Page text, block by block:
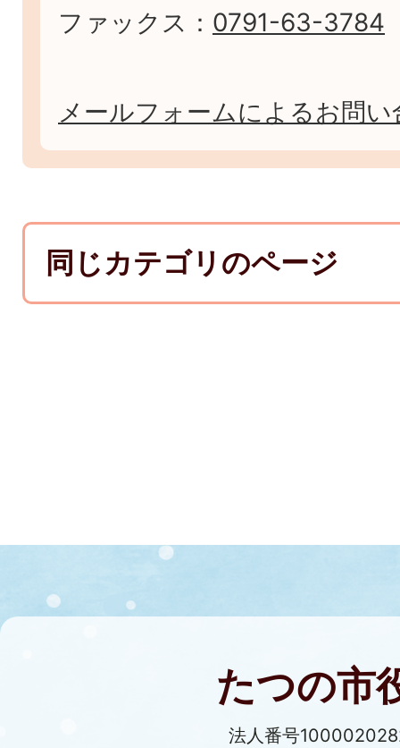
ファックス： 0791-63-3784
メールフォームによるお問い
同じカテゴリのページ
たつの市
法人番号